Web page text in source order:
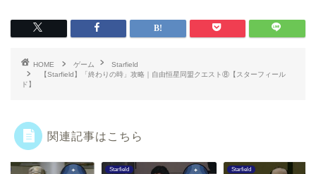
HOME ゲーム
Starfield
【Starfield】「終わりの時」攻略｜自由恒星同盟クエスト⑧【スターフィール
ド】
関連記事はこちら
Starfield Starfield